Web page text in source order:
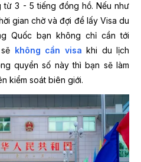
từ 3 - 5 tiếng đồng hồ. Nếu như
gian chờ và đợi để lấy Visa du
Quốc bạn không chỉ cần tới
không cần visa khi du lịch
quyển số này thì bạn sẽ làm
kiểm soát biên giới.